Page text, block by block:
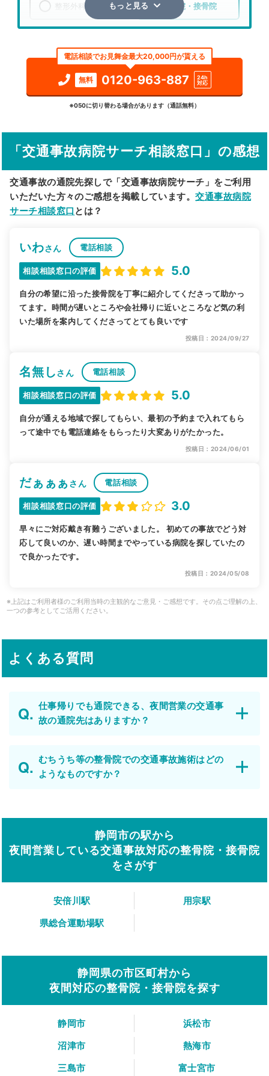
整形外科 整骨院・接骨院
検索する
詳細条件で絞り込む
駅から探す 院名から探す
もっと見る
電話相談でお見舞金最大20,000円が貰える
無料 0120-963-887
24h
対応
※050に切り替わる場合があります（通話無料）
「交通事故病院サーチ相談窓口」の感想
交通事故の通院先探しで「交通事故病院サーチ」をご利用
いただいた方々のご感想を掲載しています。交通事故病院
サーチ相談窓口 とは？
いわさん 電話相談
相談相談窓口の評価 5.0
自分の希望に沿った接骨院を丁寧に紹介してくださって助かっ
てます。時間が遅いところや会社帰りに近いところなど気の利
いた場所を案内してくださってとても良いです
投稿日：2024/09/27
名無しさん 電話相談
相談相談窓口の評価 5.0
自分が通える地域で探してもらい、最初の予約まで入れてもら
って途中でも電話連絡をもらったり大変ありがたかった。
投稿日：2024/06/01
だぁぁぁ さん 電話相談
相談相談窓口の評価 3.0
早々にご対応戴き有難うございました。 初めての事故でどう対
応して良いのか、遅い時間までやっている病院を探していたの
で良かったです。
投稿日：2024/05/08
※上記はご利用者様のご利用当時の主観的なご意見・ご感想です。その点ご理解の上、
一つの参考としてご活用ください。
よくある質問
仕事帰りでも通院できる、夜間営業の交通事
故の通院先はありますか？
むちうち等の整骨院での交通事故施術はどの
ようなものですか？
静岡市の駅から
夜間営業している交通事故対応の整骨院・接骨院
をさがす
安倍川駅
用宗駅
県総合運動場駅
静岡県の市区町村から
夜間対応の整骨院・接骨院を探す
静岡市
浜松市
沼津市
熱海市
三島市
富士宮市